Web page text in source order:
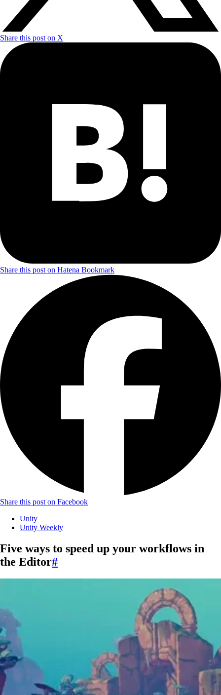
Share this post on X
Share this post on Hatena Bookmark
Share this post on Facebook
Unity
Unity Weekly
Five ways to speed up your workflows in
the Editor#